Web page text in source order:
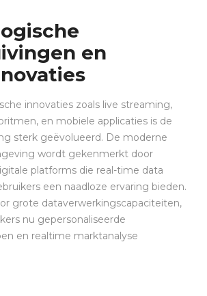
en
innovaties zoals live streaming,
en mobiele applicaties is de
sterk geëvolueerd. De moderne
wordt gekenmerkt door
platforms die real-time data
een naadloze ervaring bieden.
grote dataverwerkingscapaciteiten,
nu gepersonaliseerde
en realtime marktanalyse